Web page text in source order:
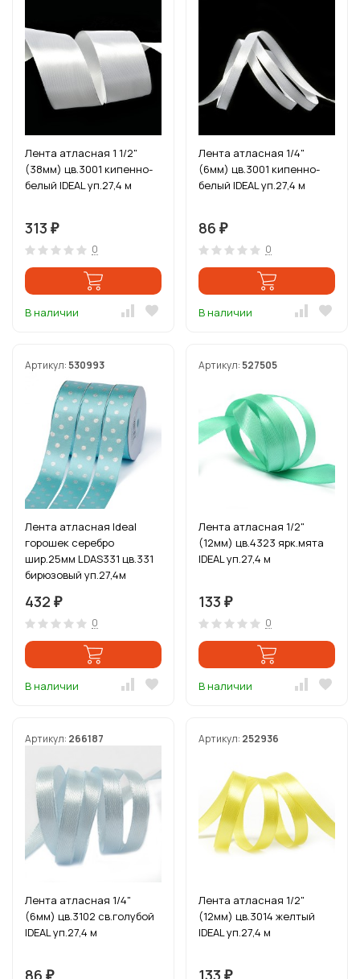
Лента атласная 1 1/2"
(38мм) цв.3001 кипенно-
белый IDEAL уп.27,4 м
313 ₽
0
В наличии
Лента атласная 1/4"
(6мм) цв.3001 кипенно-
белый IDEAL уп.27,4 м
86 ₽
0
В наличии
Артикул: 530993
Лента атласная Ideal
горошек серебро
шир.25мм LDAS331 цв.331
бирюзовый уп.27,4м
432 ₽
0
В наличии
Артикул: 527505
Лента атласная 1/2"
(12мм) цв.4323 ярк.мята
IDEAL уп.27,4 м
133 ₽
0
В наличии
Артикул: 266187
Лента атласная 1/4"
(6мм) цв.3102 св.голубой
IDEAL уп.27,4 м
86 ₽
Артикул: 252936
Лента атласная 1/2"
(12мм) цв.3014 желтый
IDEAL уп.27,4 м
133 ₽